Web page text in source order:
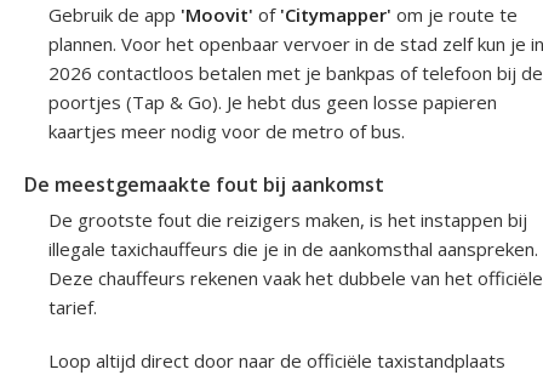
Gebruik de app 'Moovit' of 'Citymapper' om je route te
plannen. Voor het openbaar vervoer in de stad zelf kun je in
2026 contactloos betalen met je bankpas of telefoon bij de
poortjes (Tap & Go). Je hebt dus geen losse papieren
kaartjes meer nodig voor de metro of bus.
De meestgemaakte fout bij aankomst
De grootste fout die reizigers maken, is het instappen bij
illegale taxichauffeurs die je in de aankomsthal aanspreken.
Deze chauffeurs rekenen vaak het dubbele van het officiële
tarief.
Loop altijd direct door naar de officiële taxistandplaats